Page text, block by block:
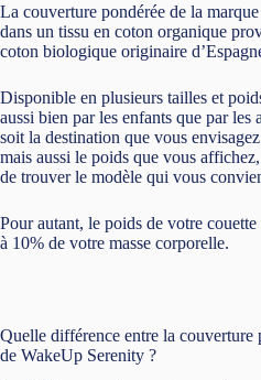
La couverture pondérée de la
dans un tissu en coton organique
coton biologique originaire
Disponible en plusieurs tailles et
aussi bien par les enfants que par les
soit la destination que vous
mais aussi le poids que vous
de trouver le modèle qui vous
Pour autant, le poids de votre
à 10% de votre masse corporelle.
Quelle différence entre la
de WakeUp Serenity ?